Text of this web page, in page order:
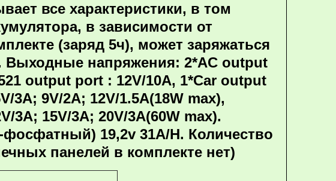
все характеристики, в том
в зависимости от
(заряд 5ч), может заряжаться
Выходные напряжения: 2*AC output
output port : 12V/10A, 1*Car output
3A; 9V/2A; 12V/1.5A(18W max),
3A; 15V/3A; 20V/3A(60W max).
19,2v 31A/H. Количество
панелей в комплекте нет)